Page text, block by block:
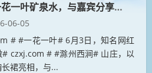
一叶矿泉水，与嘉宾分享品饮体
06-05
# #一花一叶# 6月3日，知名网红
# czxj.com # #滁州西涧# 山庄，以
裙亮相，与...